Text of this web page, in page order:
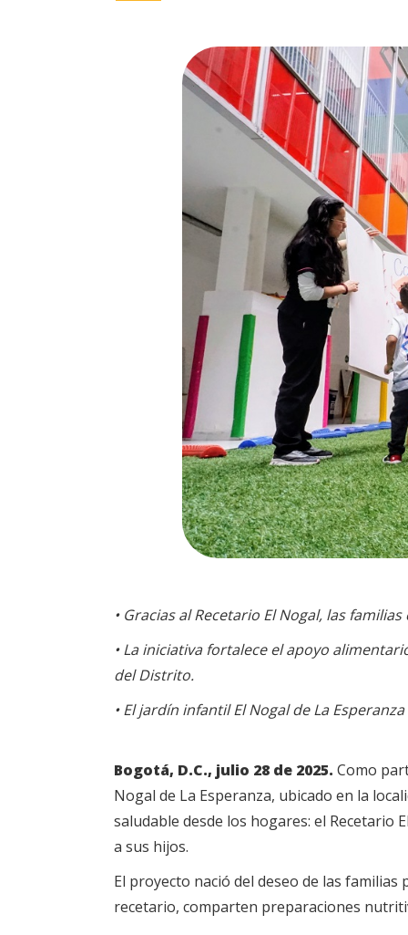
• Gracias al Recetario El Nogal, las
• La iniciativa fortalece el apoyo
del Distrito.
• El jardín infantil El Nogal de La
Bogotá, D.C., julio 28 de 2025. Como
Nogal de La Esperanza, ubicado en la
saludable desde los hogares: el Recetario
a sus hijos.
El proyecto nació del deseo de las
recetario, comparten preparaciones